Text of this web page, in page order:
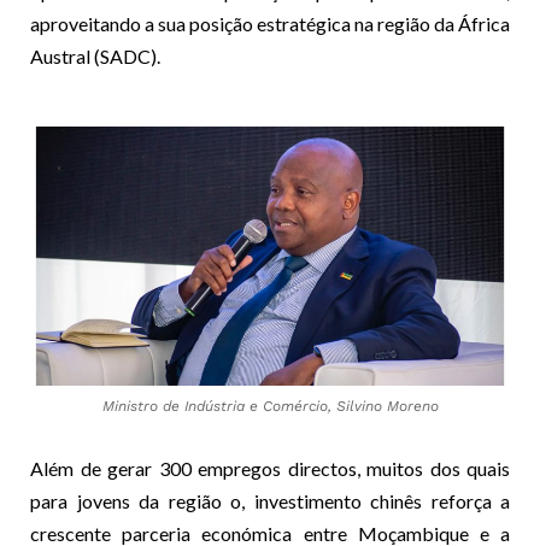
aproveitando a sua posição estratégica na região da África
Austral (SADC).
Ministro de Indústria e Comércio, Silvino Moreno
Além de gerar 300 empregos directos, muitos dos quais
para jovens da região o, investimento chinês reforça a
crescente parceria económica entre Moçambique e a